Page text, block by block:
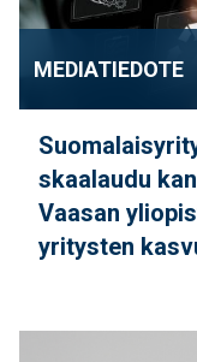
MEDIATIEDOTE
skaalaudu
Vaasan
yritysten